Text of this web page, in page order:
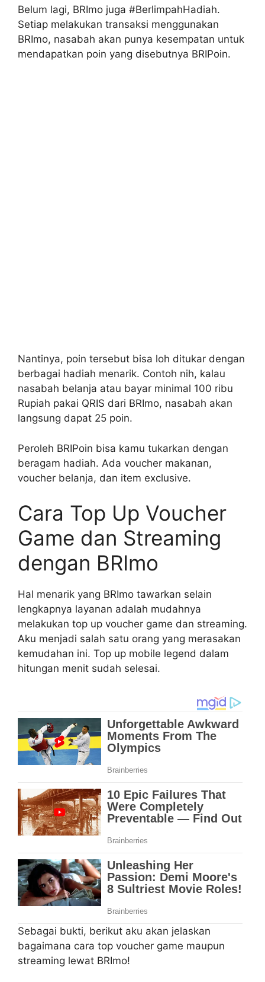
Belum lagi, BRImo juga #BerlimpahHadiah.
Setiap melakukan transaksi menggunakan
BRImo, nasabah akan punya kesempatan untuk
mendapatkan poin yang disebutnya BRIPoin.
Nantinya, poin tersebut bisa loh ditukar dengan
berbagai hadiah menarik. Contoh nih, kalau
nasabah belanja atau bayar minimal 100 ribu
Rupiah pakai QRIS dari BRImo, nasabah akan
langsung dapat 25 poin.
Peroleh BRIPoin bisa kamu tukarkan dengan
beragam hadiah. Ada voucher makanan,
voucher belanja, dan item exclusive.
Cara Top Up Voucher
Game dan Streaming
dengan BRImo
Hal menarik yang BRImo tawarkan selain
lengkapnya layanan adalah mudahnya
melakukan top up voucher game dan streaming.
Aku menjadi salah satu orang yang merasakan
kemudahan ini. Top up mobile legend dalam
hitungan menit sudah selesai.
Sebagai bukti, berikut aku akan jelaskan
bagaimana cara top voucher game maupun
streaming lewat BRImo!